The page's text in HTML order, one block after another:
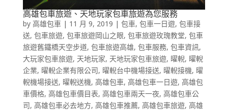
高雄包車旅遊、天地玩家包車旅遊為您服務
by 高雄包車| 11 月 9, 2019 | 包車, 包車一日遊, 包車接
送, 包車旅遊, 包車旅遊岡山之眼, 包車旅遊玫瑰教堂, 包車
旅遊舊鐵橋天空步道, 包車旅遊高雄, 包車服務, 包車資訊,
大玩家包車旅遊, 天地玩家, 天地玩家包車旅遊, 曜輗, 曜輗
企業, 曜輗企業有限公司, 曜輗台中機場接送, 曜輗接機, 曜
輗機場接送, 曜輗送機, 高雄包車, 高雄包車一日遊, 高雄包
車價格, 高雄包車價目表, 高雄包車兩天一夜, 高雄包車公
司, 高雄包車必去地方, 高雄包車推薦, 高雄包車旅遊, 高雄